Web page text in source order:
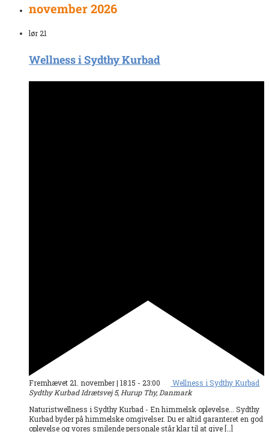
november 2026
lør21
Wellness i Sydthy Kurbad
Fremhævet21. november | 18:15 - 23:00
Wellness i Sydthy Kurbad
Sydthy KurbadIdrætsvej 5, Hurup Thy, Danmark
Naturistwellness i Sydthy Kurbad - En himmelsk oplevelse... Sydthy
Kurbad byder på himmelske omgivelser. Du er altid garanteret en god
oplevelse og vores smilende personale står klar til at give […]